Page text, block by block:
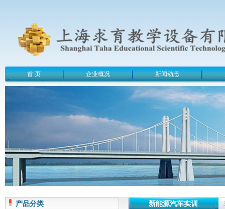
首 页 企业概况 新闻动态
产品分类 新能源汽车实训